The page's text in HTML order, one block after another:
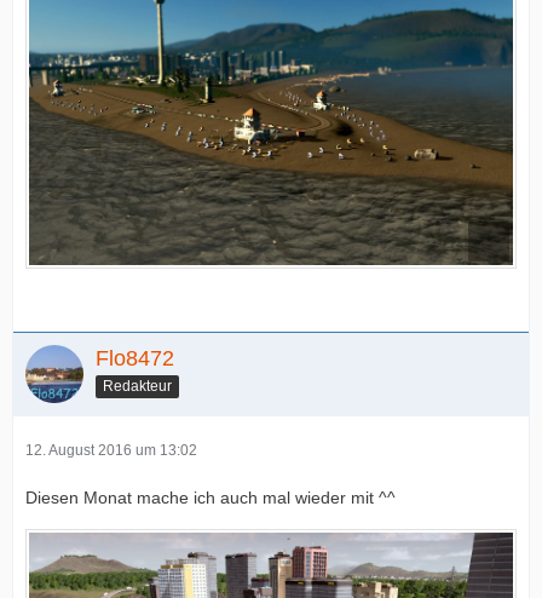
Flo8472
Redakteur
12. August 2016 um 13:02
Diesen Monat mache ich auch mal wieder mit ^^